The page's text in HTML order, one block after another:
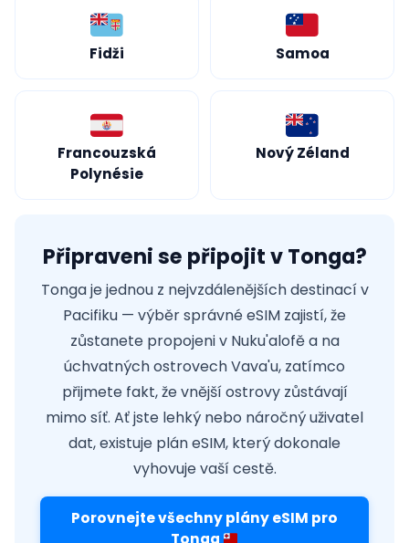
Fidži Samoa
Francouzská
Polynésie
Nový Zéland
Připraveni se připojit v Tonga?
Tonga je jednou z nejvzdálenějších destinací v
Pacifiku — výběr správné eSIM zajistí, že
zůstanete propojeni v Nuku'alofě a na
úchvatných ostrovech Vava'u, zatímco
přijmete fakt, že vnější ostrovy zůstávají
mimo síť. Ať jste lehký nebo náročný uživatel
dat, existuje plán eSIM, který dokonale
vyhovuje vaší cestě.
Porovnejte všechny plány eSIM pro